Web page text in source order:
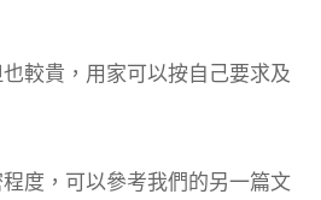
較貴，用家可以按自己要求及
度，可以參考我們的另一篇文